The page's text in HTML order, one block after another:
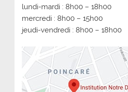
lundi-mardi : 8h00 – 18h00
mercredi : 8h00 – 15h00
jeudi-vendredi : 8h00 – 18h00